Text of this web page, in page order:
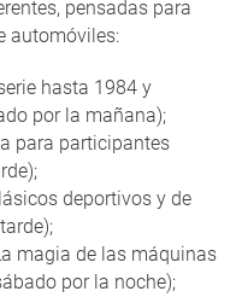
pensadas para
automóviles:
hasta 1984 y
por la mañana);
para participantes
deportivos y de
magia de las máquinas
por la noche);